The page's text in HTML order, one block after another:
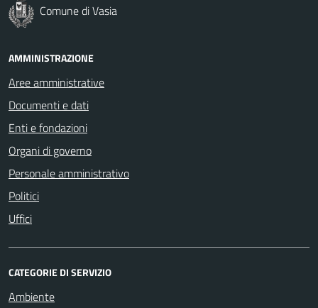
Comune di Vasia
AMMINISTRAZIONE
Aree amministrative
Documenti e dati
Enti e fondazioni
Organi di governo
Personale amministrativo
Politici
Uffici
CATEGORIE DI SERVIZIO
Ambiente